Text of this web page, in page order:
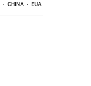
CHINA EUA